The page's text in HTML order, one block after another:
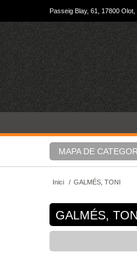
Passeig Blay, 61, 17800
MAPA DE
Inici / GALMÉS, TONI
GALMÉS,